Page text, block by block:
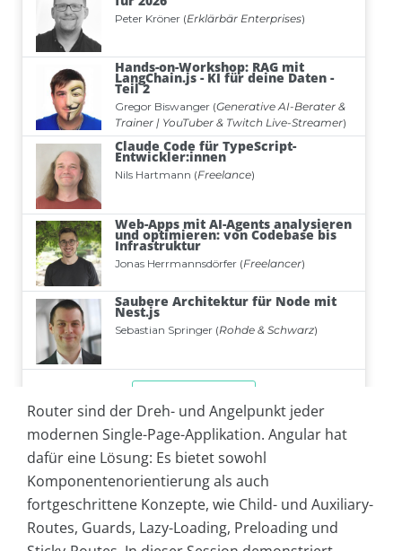
Router sind der Dreh- und Angelpunkt jeder
modernen Single-Page-Applikation. Angular hat
dafür eine Lösung: Es bietet sowohl
Komponentenorientierung als auch
fortgeschrittene Konzepte, wie Child- und Auxiliary-
Routes, Guards, Lazy-Loading, Preloading und